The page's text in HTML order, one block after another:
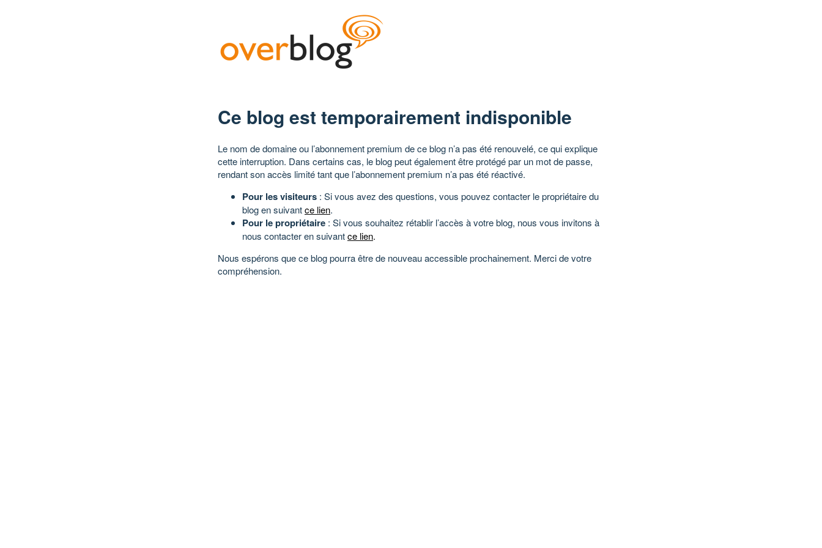
Ce blog est temporairement indisponible
Le nom de domaine ou l’abonnement premium de ce blog n’a pas été renouvelé, ce qui explique
cette interruption. Dans certains cas, le blog peut également être protégé par un mot de passe,
rendant son accès limité tant que l’abonnement premium n’a pas été réactivé.
Pour les visiteurs : Si vous avez des questions, vous pouvez contacter le propriétaire du
blog en suivantce lien.
Pour le propriétaire : Si vous souhaitez rétablir l’accès à votre blog, nous vous invitons à
nous contacter en suivantce lien.
Nous espérons que ce blog pourra être de nouveau accessible prochainement. Merci de votre
compréhension.